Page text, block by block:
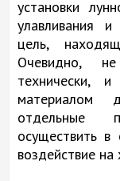
установки
улавливания
цель,
Очевидно,
технически,
материалом
отдельные
осуществить
воздействие на